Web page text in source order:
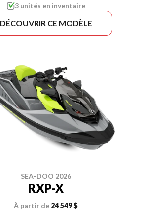
3 unités en inventaire
DÉCOUVRIR CE MODÈLE
SEA-DOO 2026
RXP-X
À partir de 24 549 $